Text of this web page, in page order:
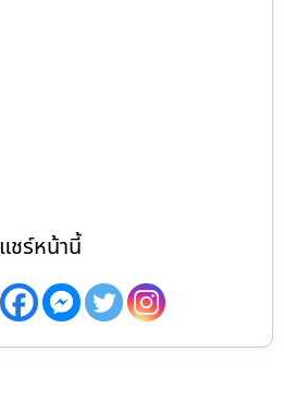
แชร์หน้านี้